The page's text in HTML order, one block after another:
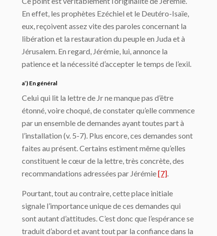
En effet, les prophètes Ezéchiel et le Deutéro-Isaïe,
eux, reçoivent assez vite des paroles concernant la
libération et la restauration du peuple en Juda et à
Jérusalem. En regard, Jérémie, lui, annonce la
patience et la nécessité d’accepter le temps de l’exil.
a’) En général
Celui qui lit la lettre de Jr ne manque pas d’être
étonné, voire choqué, de constater qu’elle commence
par un ensemble de demandes ayant toutes part à
l’installation (v. 5-7). Plus encore, ces demandes sont
faites au présent. Certains estiment même qu’elles
constituent le cœur de la lettre, très concrète, des
recommandations adressées par Jérémie[7]
Pourtant, tout au contraire, cette place initiale
signale l’importance unique de ces demandes qui
sont autant d’attitudes. C’est donc que l’espérance se
traduit d’abord et avant tout par la confiance dans la